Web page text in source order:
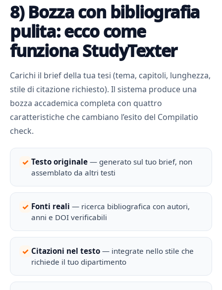
8) Bozza con bibliografia
pulita: ecco come
funziona StudyTexter
Carichi il brief della tua tesi (tema, capitoli, lunghezza,
stile di citazione richiesto). Il sistema produce una
bozza accademica completa con quattro
caratteristiche che cambiano l’esito del Compilatio
check.
✓ Testo originale — generato sul tuo brief, non
assemblato da altri testi
✓ Fonti reali — ricerca bibliografica con autori,
anni e DOI verificabili
✓ Citazioni nel testo — integrate nello stile che
richiede il tuo dipartimento